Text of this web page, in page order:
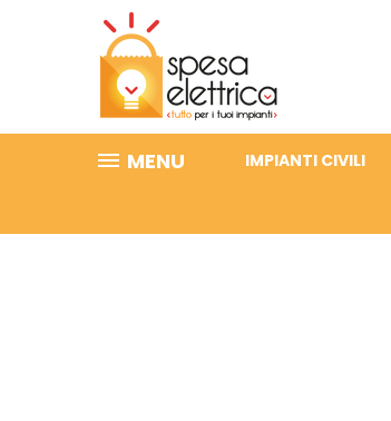
MENU IMPIANTI CIVILI